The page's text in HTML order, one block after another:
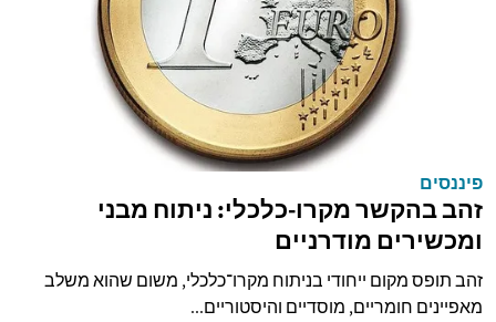
פיננסים
זהב בהקשר מקרו-כלכלי: ניתוח מבני
ומכשירים מודרניים
זהב תופס מקום ייחודי בניתוח מקרו־כלכלי, משום שהוא משלב
מאפיינים חומריים, מוסדיים והיסטוריים...